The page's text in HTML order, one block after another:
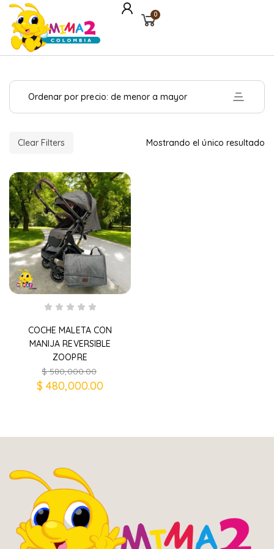
0
Ordenar por precio: de menor a mayor
Clear Filters Mostrando el único resultado
COCHE MALETA CON
MANIJA REVERSIBLE
ZOOPRE
$580,000.00
$ 480,000.00